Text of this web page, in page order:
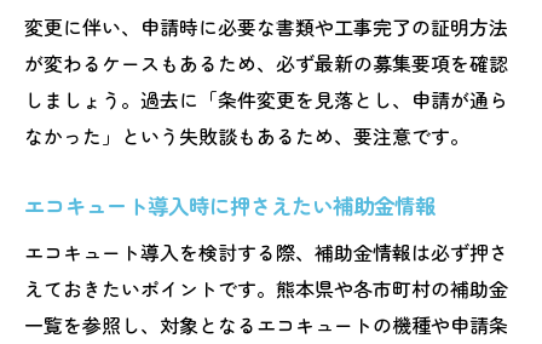
補助金受付終了が近い時の対策を解説
エコキュート補助金申請は早めの行動がカ
ギ
変更に伴い、申請時に必要な書類や工事完了の証明方法
が変わるケースもあるため、必ず最新の募集要項を確認
しましょう。過去に「条件変更を見落とし、申請が通ら
なかった」という失敗談もあるため、要注意です。
エコキュート導入時に押さえたい補助金情報
エコキュート導入を検討する際、補助金情報は必ず押さ
えておきたいポイントです。熊本県や各市町村の補助金
一覧を参照し、対象となるエコキュートの機種や申請条